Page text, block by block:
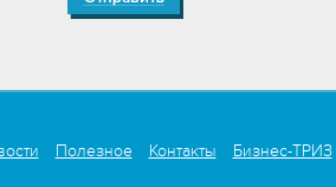
Полезное Контакты Бизнес-ТРИЗ